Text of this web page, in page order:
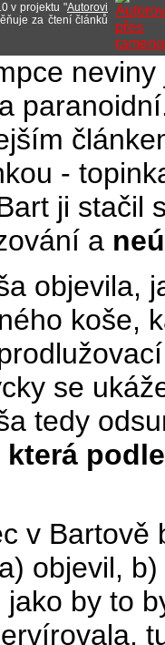
v projektu "Autorovi
za čtení článků
-
ji stačil
a
objevila,
koše,
se
tedy
v Bartově
objevil,
jako by to